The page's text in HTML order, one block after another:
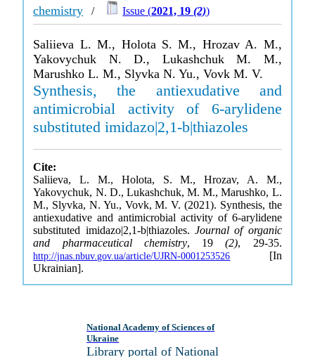
chemistry / Issue (2021, 19(2))
Saliieva L. M., Holota S. M., Hrozav A. M.,
Yakovychuk N. D., Lukashchuk M. M.,
Marushko L. M., Slyvka N. Yu., Vovk M. V.
Synthesis, the antiexudative and
antimicrobial activity of 6-arylidene
substituted imidazo|2,1-b|thiazoles
Cite:
Saliieva, L. M., Holota, S. M., Hrozav, A. M.,
Yakovychuk, N. D., Lukashchuk, M. M., Marushko, L.
M., Slyvka, N. Yu., Vovk, M. V. (2021). Synthesis, the
antiexudative and antimicrobial activity of 6-arylidene
substituted imidazo|2,1-b|thiazoles. Journal of organic
and pharmaceutical chemistry, 19(2), 29-35.
http://jnas.nbuv.gov.ua/article/UJRN-0001253526 [In
Ukrainian].
National Academy of Sciences of
Ukraine
Library portal of National